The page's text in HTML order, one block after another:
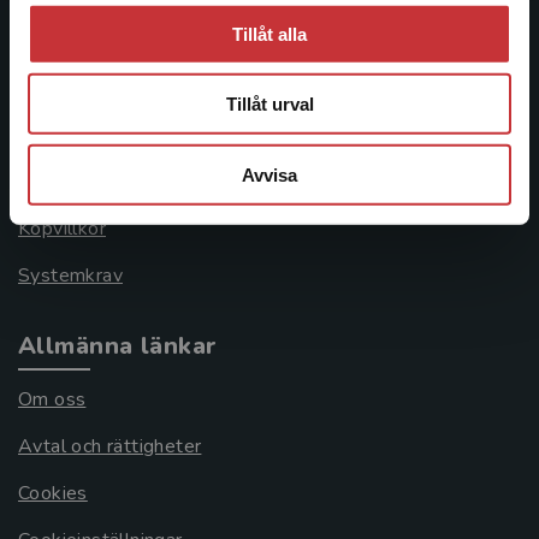
Tillåt alla
Tillåt urval
Avvisa
046-31 21 00
Köpvillkor
Systemkrav
Allmänna länkar
Om oss
Avtal och rättigheter
Cookies